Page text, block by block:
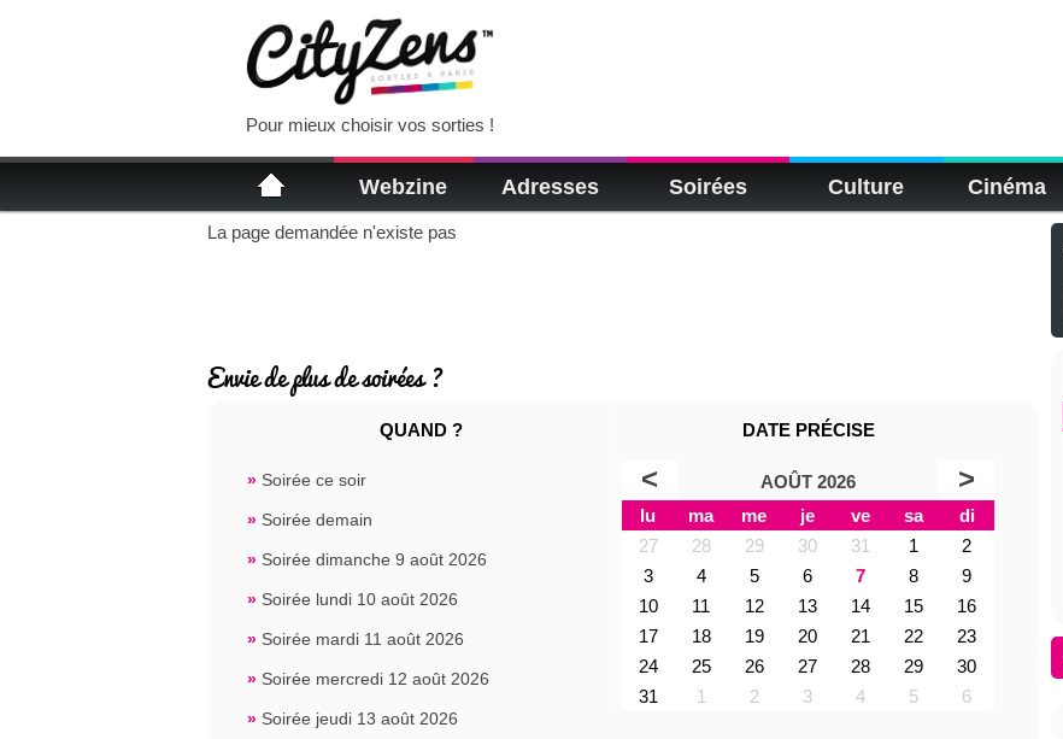
Pour mieux choisir vos sorties !
Webzine Adresses Soirées Culture Cinéma
La page demandée n'existe pas
Envie de plus de soirées ?
QUAND ?
» Soirée ce soir
» Soirée demain
» Soirée dimanche 9 août 2026
» Soirée lundi 10 août 2026
» Soirée mardi 11 août 2026
» Soirée mercredi 12 août 2026
» Soirée jeudi 13 août 2026
DATE PRÉCISE
< AOÛT 2026 >
lu ma me je ve sa
di
27
28 29 30 31 1
2
3
4 5 6 7 8
9
10
11 12 13 14 15
16
17
18 19 20 21 22
23
24
25 26 27 28 29
30
31
1 2 3 4 5 6